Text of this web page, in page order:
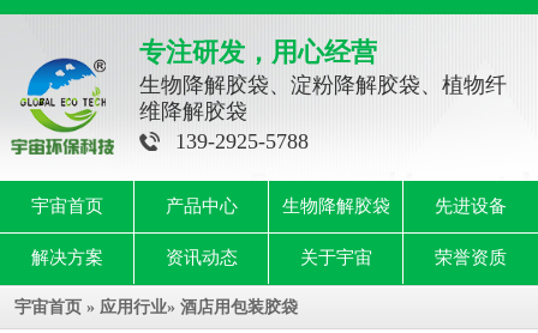
专注研发，用心经营
生物降解胶袋、淀粉降解胶袋、植物纤
维降解胶袋
139-2925-5788
宇宙首页 产品中心 生物降解胶袋 先进设备
解决方案 资讯动态 关于宇宙 荣誉资质
宇宙首页 » 应用行业» 酒店用包装胶袋